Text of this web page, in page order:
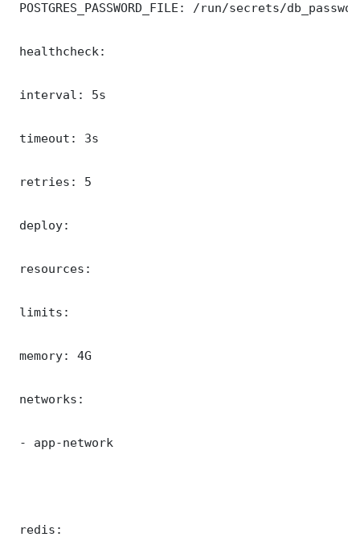
POSTGRES_PASSWORD_FILE: /run/secrets/
healthcheck:
interval: 5s
timeout: 3s
retries: 5
deploy:
resources:
limits:
memory: 4G
networks:
- app-network
redis: